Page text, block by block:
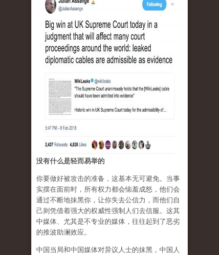
没有什么是轻而易举的
你要做好被攻击的准备，这基本无可避免。当事
实摆在面前时，所有权力都会恼羞成怒，他们会
通过不断地抹黑你，让你失去公信力，而他们自
己则凭借着强大的权威性强制人们去信服。这其
中媒体、尤其是不专业的媒体，往往起到了恶劣
的推波助澜效应。
中国当局和中国媒体对异议人士的抹黑，中国人